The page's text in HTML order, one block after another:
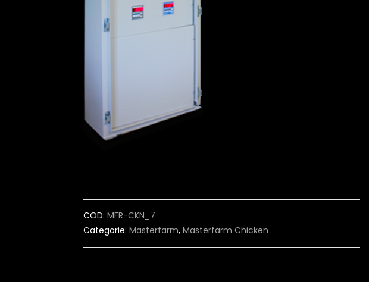
COD: MFR-CKN_7
Categorie: Masterfarm, Masterfarm Chicken